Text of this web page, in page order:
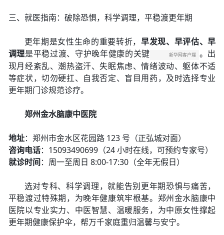
三、就医指南：破除恐惧，科学调理，平稳渡更年期
更年期是女性生命的重要转折， 早发现、早评估、早
调理是平稳过渡、守护晚年健康的关键 新华网客户端 。出
现月经紊乱、潮热盗汗、失眠焦虑、情绪波动、躯体不适
等症状，切勿硬扛、自我否定、盲目用药，及时选择专业
更年期门诊规范诊疗。
郑州金水脑康中医院
地址：郑州市金水区花园路 123 号（正弘城对面）
咨询电话：15093490699（24 小时在线，可预约专家号）
就诊时间：周一至周日 8:00-17:30（全年无假日）
选对专科、科学调理，就能告别更年期恐惧与痛苦，
平稳渡过特殊期，为晚年健康筑牢根基。郑州金水脑康中
医院以专业实力、中医智慧、温暖服务，为中原女性撑起
更年期健康保护伞，帮万千家庭重归温馨与安宁。